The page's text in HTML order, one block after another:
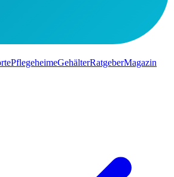
PflegeheimeGehälterRatgeberMagazin